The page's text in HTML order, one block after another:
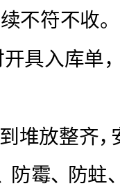
一、物资出入库管理